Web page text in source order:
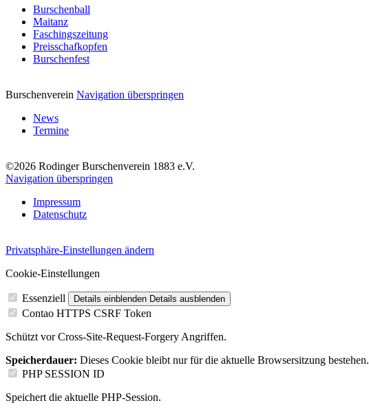
Burschenball
Maitanz
Faschingszeitung
Preisschafkopfen
Burschenfest
Burschenverein Navigation überspringen
News
Termine
©2026 Rodinger Burschenverein 1883 e.V.
Navigation überspringen
Impressum
Datenschutz
Privatsphäre-Einstellungen ändern
Cookie-Einstellungen
Essenziell Details einblenden Details ausblenden
Contao HTTPS CSRF Token
Schützt vor Cross-Site-Request-Forgery Angriffen.
Speicherdauer: Dieses Cookie bleibt nur für die aktuelle Browsersitzung bestehen.
PHP SESSION ID
Speichert die aktuelle PHP-Session.